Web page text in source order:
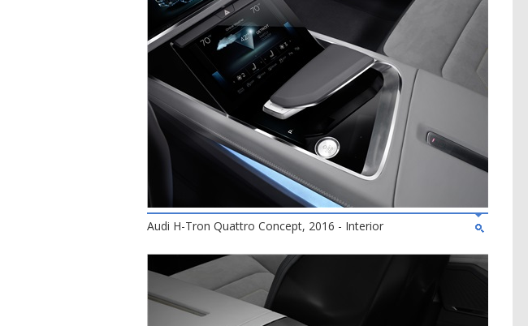
Audi H-Tron Quattro Concept, 2016 - Interior